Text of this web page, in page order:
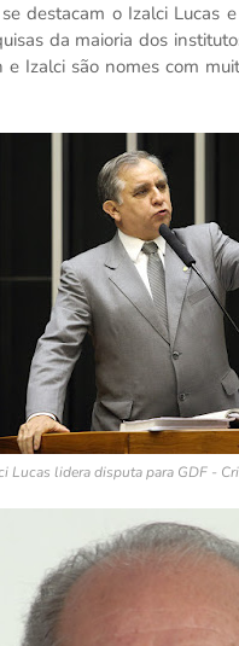
destacam o Izalci
da maioria dos
Izalci são nomes com
Lucas lidera disputa para GDF -